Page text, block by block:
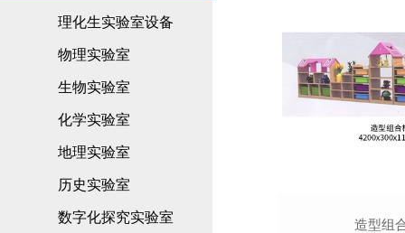
理化生实验室设备
物理实验室
生物实验室
化学实验室
地理实验室
历史实验室
数字化探究实验室 造型组